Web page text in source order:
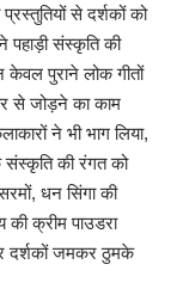
से दर्शकों को
संस्कृति की
केवल पुराने लोक गीतों
से जोड़ने का काम
ने भी भाग लिया,
संस्कृति की रंगत को
सरमों, धन सिंगा की
की क्रीम पाउडरा
दर्शकों जमकर ठुमके